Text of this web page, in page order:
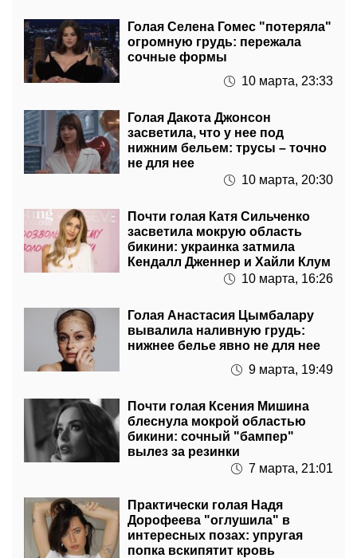
Голая Селена Гомес "потеряла"
огромную грудь: пережала
сочные формы
10 марта, 23:33
Голая Дакота Джонсон
засветила, что у нее под
нижним бельем: трусы – точно
не для нее
10 марта, 20:30
Почти голая Катя Сильченко
засветила мокрую область
бикини: украинка затмила
Кендалл Дженнер и Хайли Клум
10 марта, 16:26
Голая Анастасия Цымбалару
вывалила наливную грудь:
нижнее белье явно не для нее
9 марта, 19:49
Почти голая Ксения Мишина
блеснула мокрой областью
бикини: сочный "бампер"
вылез за резинки
7 марта, 21:01
Практически голая Надя
Дорофеева "оглушила" в
интересных позах: упругая
попка вскипятит кровь